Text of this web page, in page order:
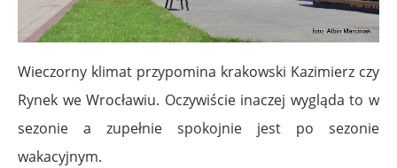
Wieczorny klimat przypomina krakowski Kazimierz czy
Rynek we Wrocławiu. Oczywiście inaczej wygląda to w
sezonie a zupełnie spokojnie jest po sezonie
wakacyjnym.